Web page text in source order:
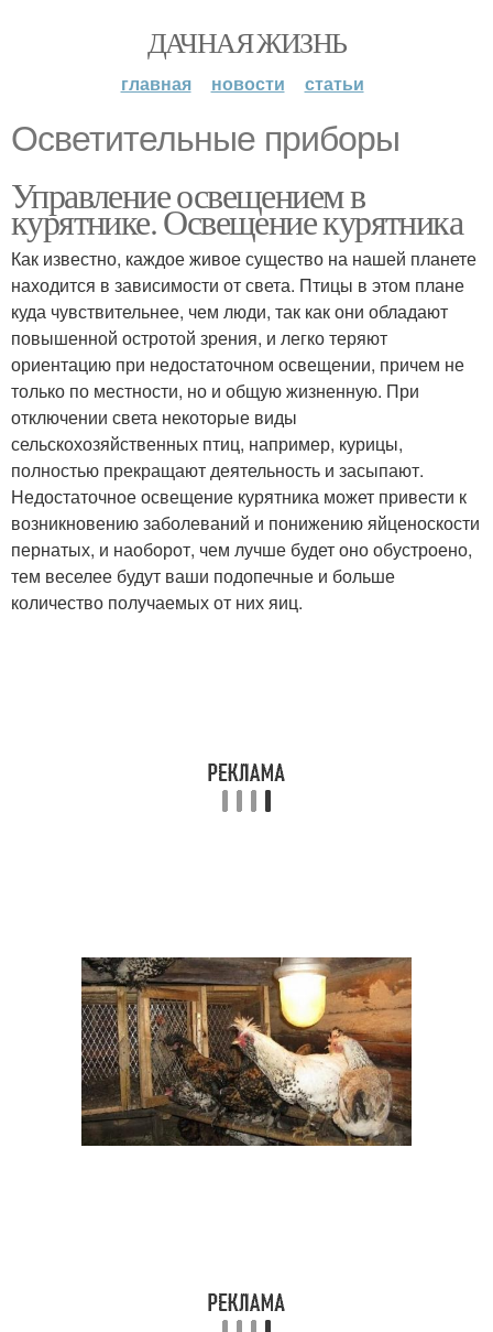
ДАЧНАЯ ЖИЗНЬ
главная новости статьи
Осветительные приборы
Управление освещением в
курятнике. Освещение курятника
Как известно, каждое живое существо на нашей планете
находится в зависимости от света. Птицы в этом плане
куда чувствительнее, чем люди, так как они обладают
повышенной остротой зрения, и легко теряют
ориентацию при недостаточном освещении, причем не
только по местности, но и общую жизненную. При
отключении света некоторые виды
сельскохозяйственных птиц, например, курицы,
полностью прекращают деятельность и засыпают.
Недостаточное освещение курятника может привести к
возникновению заболеваний и понижению яйценоскости
пернатых, и наоборот, чем лучше будет оно обустроено,
тем веселее будут ваши подопечные и больше
количество получаемых от них яиц.